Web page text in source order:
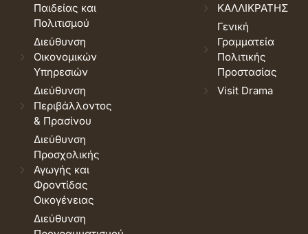
Παιδείας και
Πολιτισμού
Διεύθυνση
Οικονομικών
Υπηρεσιών
Διεύθυνση
Περιβάλλοντος
& Πρασίνου
Διεύθυνση
Προσχολικής
Αγωγής και
Φροντίδας
Οικογένειας
Διεύθυνση
ΚΑΛΛΙΚΡΑΤΗΣ
Γενική
Γραμματεία
Πολιτικής
Προστασίας
Visit Drama